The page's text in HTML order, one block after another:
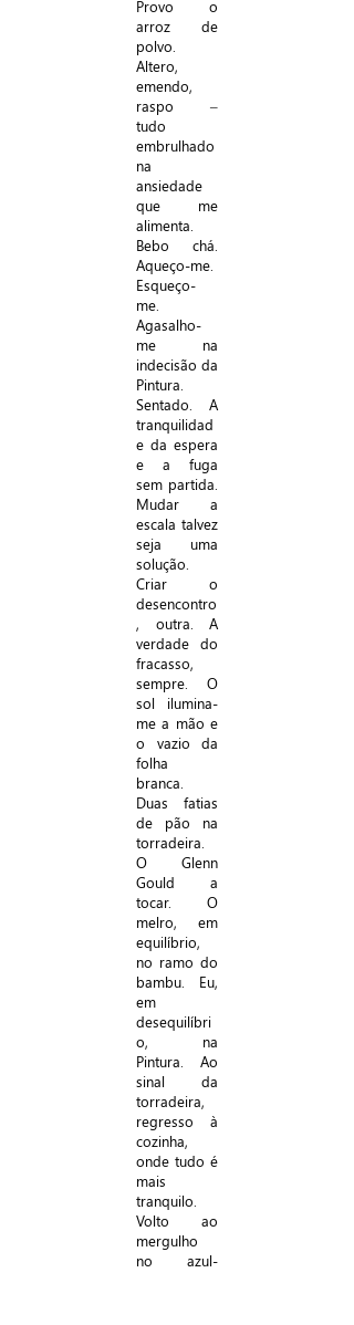
Provo o
arroz de
polvo.
Altero,
emendo,
raspo –
tudo
embrulhado
na
ansiedade
que me
alimenta.
Bebo chá.
Aqueço-me.
Esqueço-
me.
Agasalho-
me na
indecisão da
Pintura.
Sentado. A
tranquilidad
e da espera
e a fuga
sem partida.
Mudar a
escala talvez
seja uma
solução.
Criar o
desencontro
, outra. A
verdade do
fracasso,
sempre. O
sol ilumina-
me a mão e
o vazio da
folha
branca.
Duas fatias
de pão na
torradeira.
O Glenn
Gould a
tocar. O
melro, em
equilíbrio,
no ramo do
bambu. Eu,
em
desequilíbri
o, na
Pintura. Ao
sinal da
torradeira,
regresso à
cozinha,
onde tudo é
mais
tranquilo.
Volto ao
mergulho
no azul-